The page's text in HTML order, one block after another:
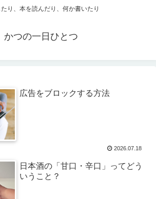
り、本を読んだり、何か書いたり
かつの一日ひとつ
広告をブロックする方法
2026.07.18
日本酒の「甘口・辛口」ってどう
いうこと？